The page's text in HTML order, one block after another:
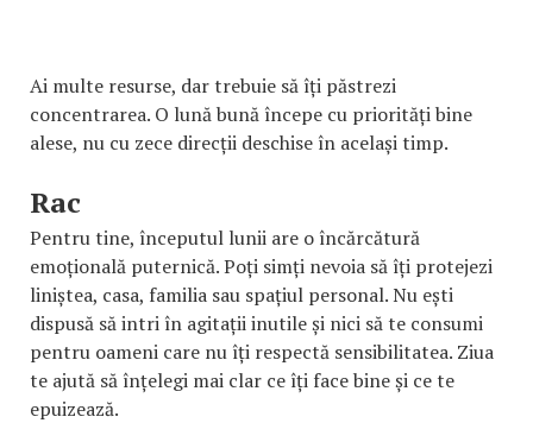
Ai multe resurse, dar trebuie să îți păstrezi
concentrarea. O lună bună începe cu priorități bine
alese, nu cu zece direcții deschise în același timp.
Rac
Pentru tine, începutul lunii are o încărcătură
emoțională puternică. Poți simți nevoia să îți protejezi
liniștea, casa, familia sau spațiul personal. Nu ești
dispusă să intri în agitații inutile și nici să te consumi
pentru oameni care nu îți respectă sensibilitatea. Ziua
te ajută să înțelegi mai clar ce îți face bine și ce te
epuizează.